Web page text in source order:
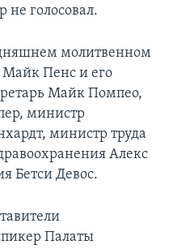
не голосовал.
молитвенном
Майк Пенс и его
Майк Помпео,
министр
министр труда
Алекс
Бетси Девос.
Палаты